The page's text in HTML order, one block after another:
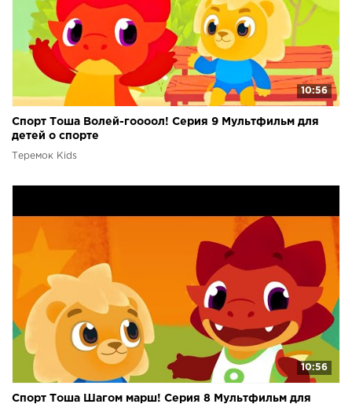
10:56
Спорт Тоша Волей-гоооол! Серия 9 Мультфильм для
детей о спорте
Теремок Kids
10:56
Спорт Тоша Шагом марш! Серия 8 Мультфильм для